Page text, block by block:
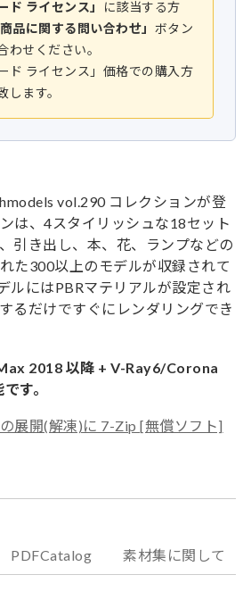
ド ライセンス」
に該当する方
商品に関する問い合わせ」 ボタン
わせください。
ド ライセンス」価格での購入方
します。
vol.290 コレクションが登
は、4スタイリッシュな18セット
引き出し、本、花、ランプなどの
た300以上のモデルが収録されて
ルにはPBRマテリアルが設定され
るだけですぐにレンダリングでき
2018 以降 + V-Ray6/Corona
す。
展開(解凍)に 7-Zip [無償ソフト]
PDFCatalog 素材集に関して